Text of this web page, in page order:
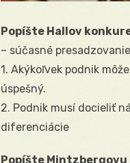
Popíšte Hallov
– súčasné
1. Akýkoľvek podnik
úspešný.
2. Podnik musí docieliť
diferenciácie
Popíšte